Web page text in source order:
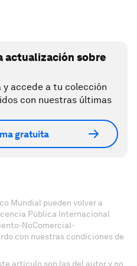
actualización sobre
accede a tu colección
con nuestras últimas
gratuita
Mundial pueden volver a
Pública Internacional
NoComercial-
con nuestras condiciones de
artículo son las del autor y no